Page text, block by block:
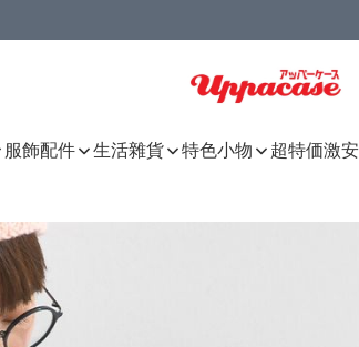
服飾配件 生活雜貨 特色小物 超特価激安